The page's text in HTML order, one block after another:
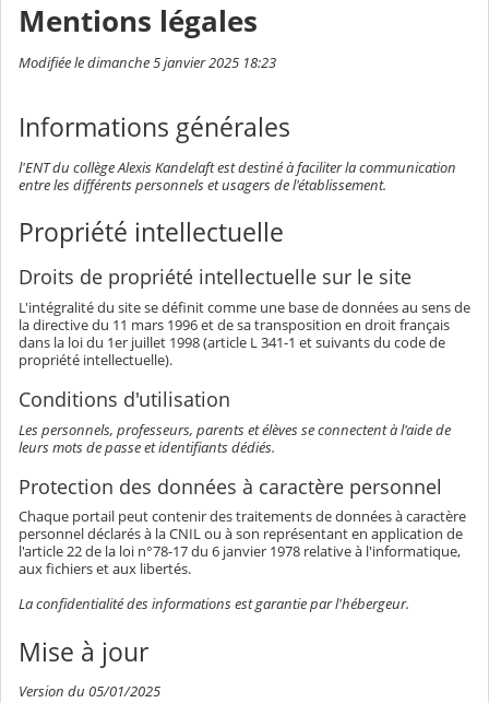
Mentions légales
Modifiée le dimanche 5 janvier 2025 18:23
Informations générales
l'ENT du collège Alexis Kandelaft est destiné à faciliter la communication
entre les différents personnels et usagers de l'établissement.
Propriété intellectuelle
Droits de propriété intellectuelle sur le site
L'intégralité du site se définit comme une base de données au sens de
la directive du 11 mars 1996 et de sa transposition en droit français
dans la loi du 1er juillet 1998 (article L 341-1 et suivants du code de
propriété intellectuelle).
Conditions d'utilisation
Les personnels, professeurs, parents et élèves se connectent à l'aide de
leurs mots de passe et identifiants dédiés.
Protection des données à caractère personnel
Chaque portail peut contenir des traitements de données à caractère
personnel déclarés à la CNIL ou à son représentant en application de
l'article 22 de la loi n°78-17 du 6 janvier 1978 relative à l'informatique,
aux fichiers et aux libertés.
La confidentialité des informations est garantie par l'hébergeur.
Mise à jour
Version du 05/01/2025